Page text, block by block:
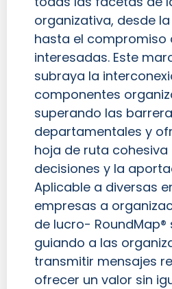
organizativa, desde
hasta el compromiso
interesadas. Este
subraya la
componentes
superando las
departamentales y
hoja de ruta
decisiones y la
Aplicable a diversas
empresas a
de lucro- RoundMap®
guiando a las
transmitir mensajes
ofrecer un valor sin